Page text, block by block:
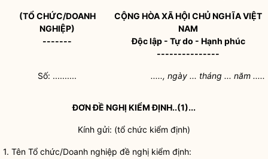
(TỔ CHỨC/DOANH
NGHIỆP)
-------
CỘNG HÒA XÃ HỘI CHỦ NGHĨA VIỆT
NAM
Độc lập - Tự do - Hạnh phúc
---------------
Số: .......... ....., ngày ... tháng ... năm .....
ĐƠN ĐỀ NGHỊ KIỂM ĐỊNH..(1)...
Kính gửi: (tổ chức kiểm định)
1. Tên Tổ chức/Doanh nghiệp đề nghị kiểm định: